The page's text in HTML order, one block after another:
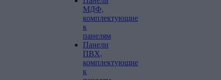
МДФ,
комплектующие
к
панелям
Панели
ПВХ,
комплектующие
к